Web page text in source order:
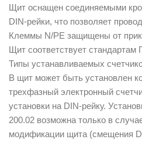
Щит оснащен соединяемыми
DIN-рейки, что позволяет
Клеммы N/PE защищены от
Щит соответствует
Типы устанавливаемых
В щит может быть установлен
трехфазный электронный
установки на DIN-рейку.
200.02 возможна только в
модификации щита (смещения